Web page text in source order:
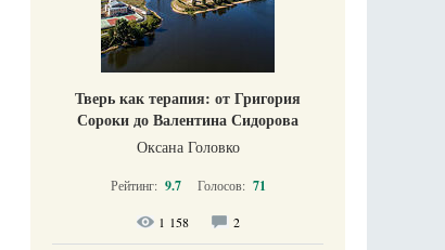
Тверь как терапия: от Григория
Сороки до Валентина Сидорова
Оксана Головко
Рейтинг: 9.7 Голосов: 71
1 158 2